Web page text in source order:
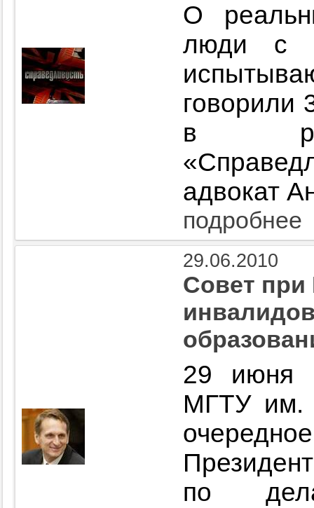
О
люди с
говорили
в
адвокат
подробнее
29.06.2010
Совет
29 июня
МГТУ им.
по